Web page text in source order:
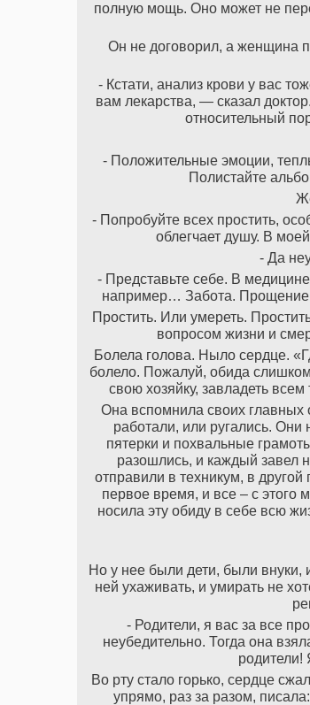
полную мощь. Оно может не
Он не договорил, а женщина
- Кстати, анализ крови у вас
вам лекарства, — сказал
относительный
- Положительные эмоции,
Полистайте
- Попробуйте всех простить,
облегчает душу. В
- Да
- Представьте себе. В
например… Забота. Прощение
Простить. Или умереть.
вопросом жизни и
Болела голова. Ныло сердце.
болело. Пожалуй, обида
свою хозяйку, завладеть
Она вспомнила своих главных
работали, или ругались. Они
пятерки и похвальные
разошлись, и каждый завел
отправили в техникум, в
первое время, и все – с этого
носила эту обиду в себе всю
Но у нее были дети, были внуки,
ней ухаживать, и умирать не
- Родители, я вас за все
неубедительно. Тогда она
Во рту стало горько, сердце
упрямо, раз за разом,